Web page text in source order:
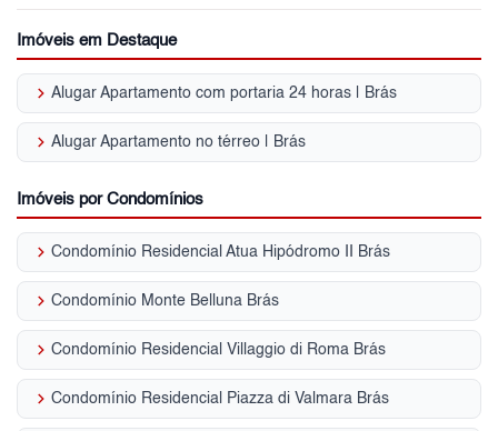
Imóveis em Destaque
keyboard_arrow_right Alugar Apartamento com portaria 24 horas | Brás
keyboard_arrow_right Alugar Apartamento no térreo | Brás
Imóveis por Condomínios
keyboard_arrow_right Condomínio Residencial Atua Hipódromo II Brás
keyboard_arrow_right Condomínio Monte Belluna Brás
keyboard_arrow_right Condomínio Residencial Villaggio di Roma Brás
keyboard_arrow_right Condomínio Residencial Piazza di Valmara Brás